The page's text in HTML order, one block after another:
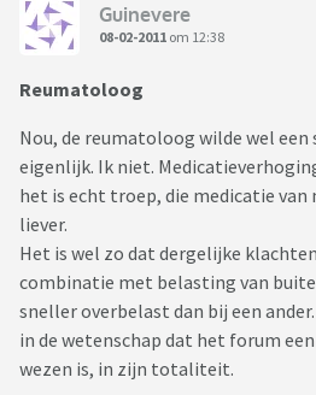
Guinevere
08-02-2011 om 12:38
Reumatoloog
Nou, de reumatoloog wilde wel
eigenlijk. Ik niet.
het is echt troep, die medicatie van
liever.
Het is wel zo dat dergelijke
combinatie met belasting van
sneller overbelast dan bij een
in de wetenschap dat het forum
wezen is, in zijn totaliteit.